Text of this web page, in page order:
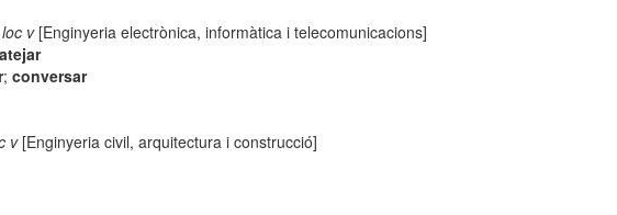
loc v[Enginyeria electrònica, informàtica i telecomunicacions]
;conversar
v[Enginyeria civil, arquitectura i construcció]